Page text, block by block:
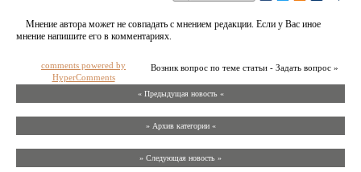
Мнение автора может не совпадать с мнением редакции. Если у Вас иное
мнение напишите его в комментариях.
Возник вопрос по теме статьи - Задать вопрос »
comments powered by
HyperComments
« Предыдущая новость «
» Архив категории «
» Следующая новость »